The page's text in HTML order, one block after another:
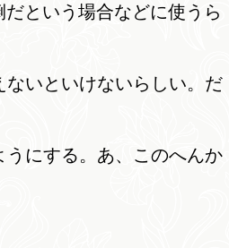
という場合などに使うら
いといけないらしい。だ
にする。あ、このへんか